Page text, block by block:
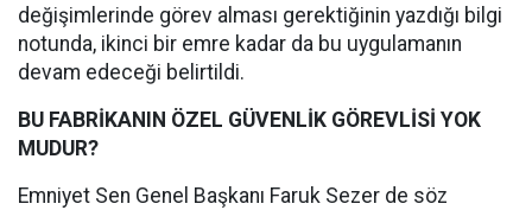
değişimlerinde görev alması gerektiğinin yazdığı bilgi
notunda, ikinci bir emre kadar da bu uygulamanın
devam edeceği belirtildi.
BU FABRİKANIN ÖZEL GÜVENLİK GÖREVLİSİ YOK
MUDUR?
Emniyet Sen Genel Başkanı Faruk Sezer de söz